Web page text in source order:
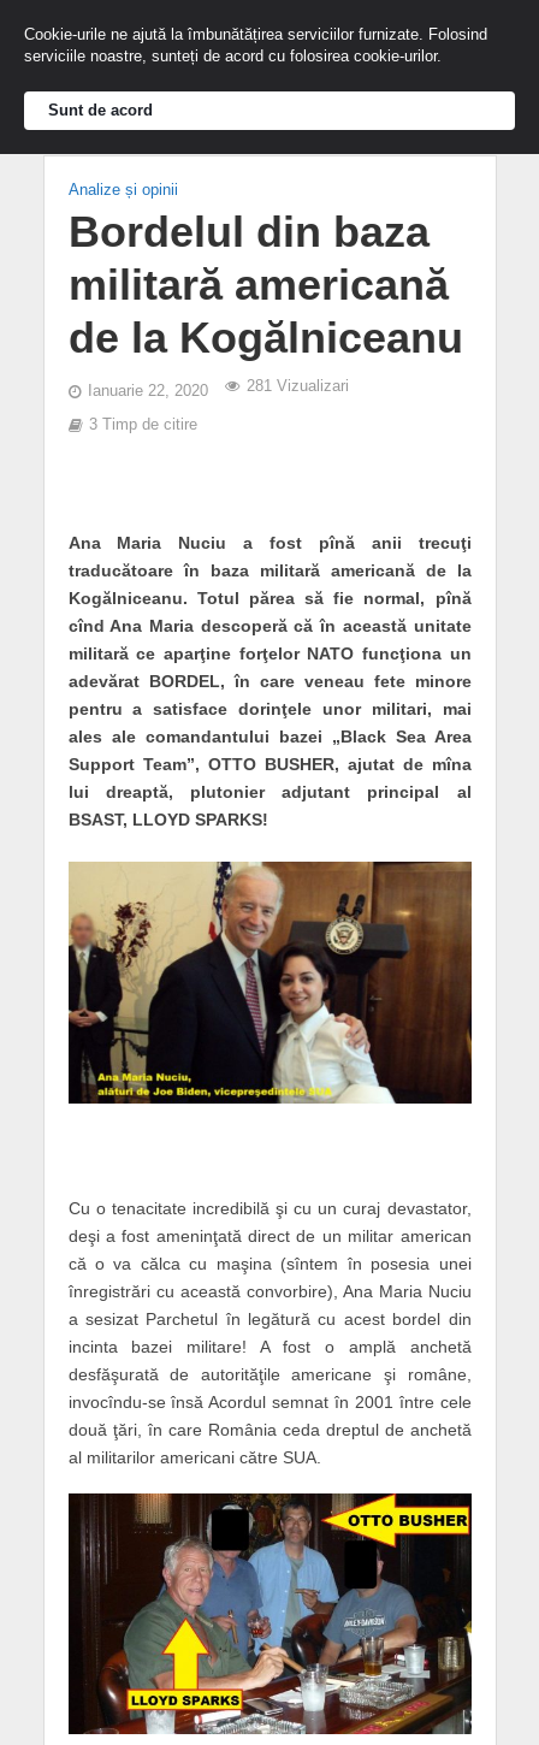
Analize și opinii
Bordelul din baza
militară americană
de la Kogălniceanu
Ianuarie 22, 2020 281 Vizualizari
3 Timp de citire
Ana Maria Nuciu a fost pînă anii trecuţi
traducătoare în baza militară americană de la
Kogălniceanu. Totul părea să fie normal, pînă
cînd Ana Maria descoperă că în această unitate
militară ce aparţine forţelor NATO funcţiona un
adevărat BORDEL, în care veneau fete minore
pentru a satisface dorinţele unor militari, mai
ales ale comandantului bazei „Black Sea Area
Support Team”, OTTO BUSHER, ajutat de mîna
lui dreaptă, plutonier adjutant principal al
BSAST, LLOYD SPARKS!
Cu o tenacitate incredibilă şi cu un curaj devastator,
deşi a fost ameninţată direct de un militar american
că o va călca cu maşina (sîntem în posesia unei
înregistrări cu această convorbire), Ana Maria Nuciu
a sesizat Parchetul în legătură cu acest bordel din
incinta bazei militare! A fost o amplă anchetă
desfăşurată de autorităţile americane şi române,
invocîndu-se însă Acordul semnat în 2001 între cele
două ţări, în care România ceda dreptul de anchetă
al militarilor americani către SUA.
Cookie-urile ne ajută la îmbunătățirea serviciilor furnizate. Folosind
serviciile noastre, sunteți de acord cu folosirea cookie-urilor.
Sunt de acord